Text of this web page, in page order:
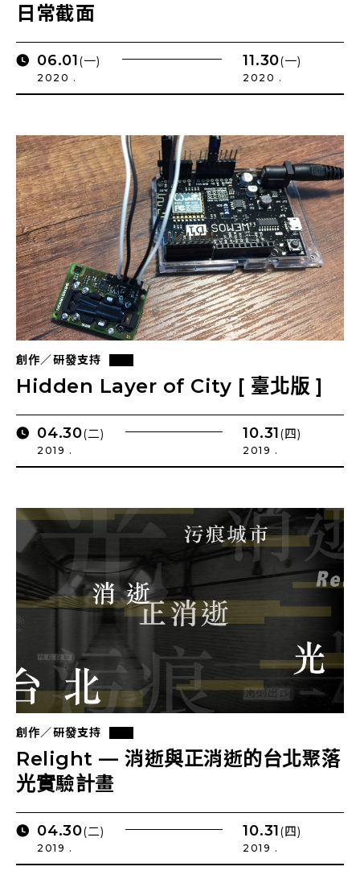
日常截面
06.01(一)
2020 .
11.30(一)
2020 .
創作／研發支持
Hidden Layer of City [ 臺北版 ]
04.30(二)
2019 .
10.31(四)
2019 .
創作／研發支持
Relight — 消逝與正消逝的台北聚落
光實驗計畫
04.30(二)
2019 .
10.31(四)
2019 .